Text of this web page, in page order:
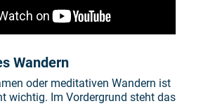
Wandern
oder meditativen Wandern ist
wichtig. Im Vordergrund steht das